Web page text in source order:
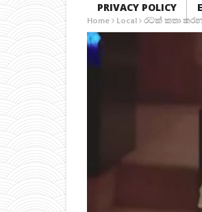
PRIVACY POLICY
Home Local රටක් කතා